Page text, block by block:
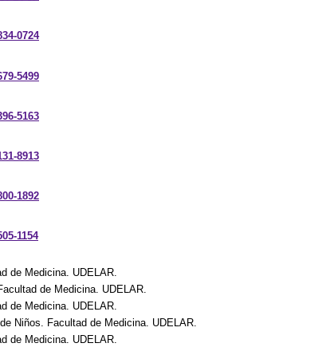
0724
5499
5163
8913
1892
1154
de Medicina. UDELAR.
de Medicina. UDELAR.
de Medicina. UDELAR.
Niños. Facultad de Medicina. UDELAR.
de Medicina. UDELAR.